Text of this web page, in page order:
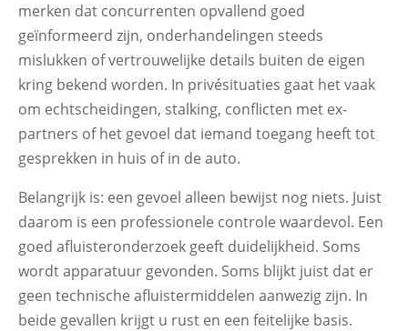
merken dat concurrenten opvallend goed
geïnformeerd zijn, onderhandelingen steeds
mislukken of vertrouwelijke details buiten de eigen
kring bekend worden. In privésituaties gaat het vaak
om echtscheidingen, stalking, conflicten met ex-
partners of het gevoel dat iemand toegang heeft tot
gesprekken in huis of in de auto.
Belangrijk is: een gevoel alleen bewijst nog niets. Juist
daarom is een professionele controle waardevol. Een
goed afluisteronderzoek geeft duidelijkheid. Soms
wordt apparatuur gevonden. Soms blijkt juist dat er
geen technische afluistermiddelen aanwezig zijn. In
beide gevallen krijgt u rust en een feitelijke basis.